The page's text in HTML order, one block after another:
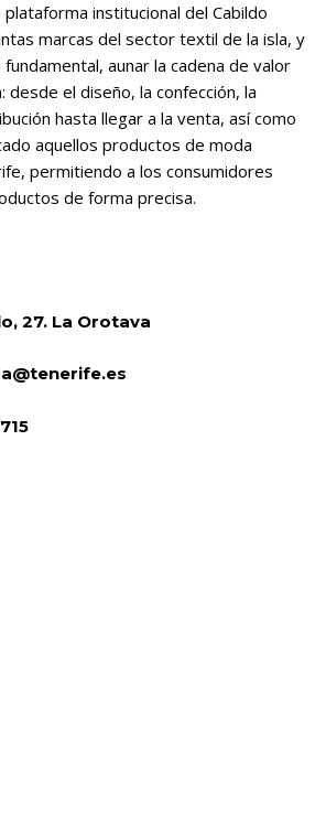
institucional del Cabildo
marcas del sector textil de la isla, y
aunar la cadena de valor
desde el diseño, la confección, la
hasta llegar a la venta, así como
aquellos productos de moda
permitiendo a los consumidores
de forma precisa.
27. La Orotava